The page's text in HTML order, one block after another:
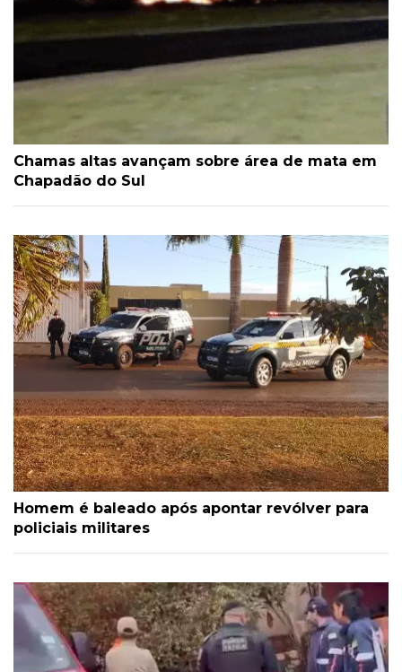
Chamas altas avançam sobre área de mata em
Chapadão do Sul
Homem é baleado após apontar revólver para
policiais militares